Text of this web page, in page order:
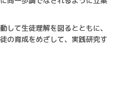
して生徒理解を図るとともに、
の育成をめざして、実践研究す